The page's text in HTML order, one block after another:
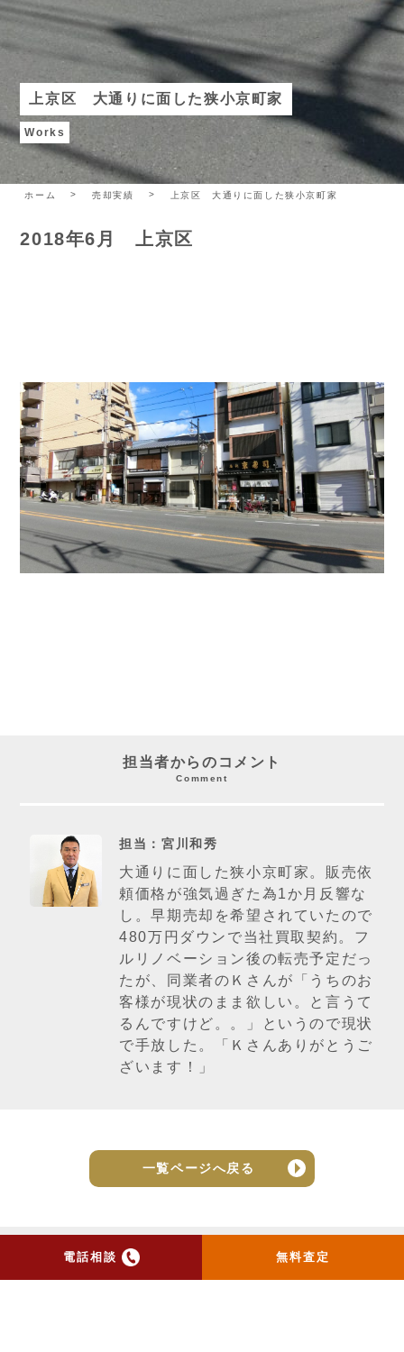
電話相談 無料査定
上京区 大通りに面した狭小京町家
Works
ホーム 売却実績 上京区 大通りに面した狭小京町家
2018年6月 上京区
担当者からのコメント
Comment
担当：宮川和秀
大通りに面した狭小京町家。販売依
頼価格が強気過ぎた為1か月反響な
し。早期売却を希望されていたので
480万円ダウンで当社買取契約。フ
ルリノベーション後の転売予定だっ
たが、同業者のＫさんが「うちのお
客様が現状のまま欲しい。と言うて
るんですけど。。」というので現状
で手放した。「Ｋさんありがとうご
ざいます！」
一覧ページへ戻る